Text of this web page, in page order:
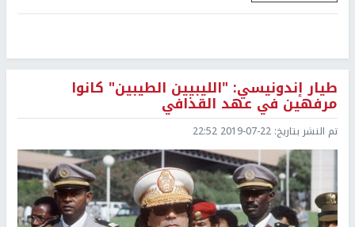
طيار إندونيسي: "الليبيين الطيبين" كانوا
مرفهين في عهد القذافي
تم النشر بتاريخ: 2019-07-22 22:52